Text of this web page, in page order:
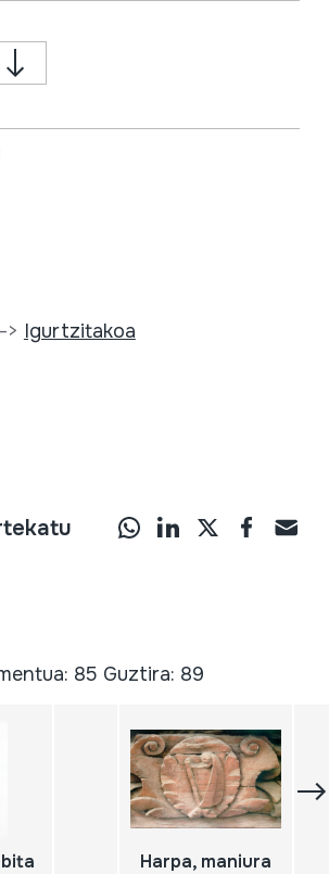
Igurtzitakoa
85 Guztira: 89
Harpa, maniura